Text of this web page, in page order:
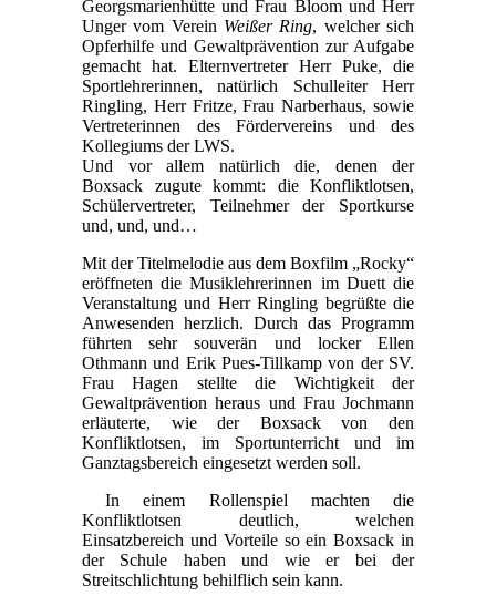
Georgsmarienhütte und Frau Bloom und Herr
Unger vom Verein Weißer Ring, welcher sich
Opferhilfe und Gewaltprävention zur Aufgabe
gemacht hat. Elternvertreter Herr Puke, die
Sportlehrerinnen, natürlich Schulleiter Herr
Ringling, Herr Fritze, Frau Narberhaus, sowie
Vertreterinnen des Fördervereins und des
Kollegiums der LWS.
Und vor allem natürlich die, denen der
Boxsack zugute kommt: die Konfliktlotsen,
Schülervertreter, Teilnehmer der Sportkurse
und, und, und…
Mit der Titelmelodie aus dem Boxfilm „Rocky“
eröffneten die Musiklehrerinnen im Duett die
Veranstaltung und Herr Ringling begrüßte die
Anwesenden herzlich. Durch das Programm
führten sehr souverän und locker Ellen
Othmann und Erik Pues-Tillkamp von der SV.
Frau Hagen stellte die Wichtigkeit der
Gewaltprävention heraus und Frau Jochmann
erläuterte, wie der Boxsack von den
Konfliktlotsen, im Sportunterricht und im
Ganztagsbereich eingesetzt werden soll.
In einem Rollenspiel machten die
Konfliktlotsen deutlich, welchen
Einsatzbereich und Vorteile so ein Boxsack in
der Schule haben und wie er bei der
Streitschlichtung behilflich sein kann.